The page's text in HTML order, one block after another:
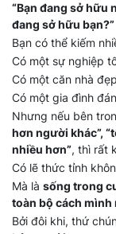
“Bạn đang sở hữu
đang sở hữu bạn?”
Bạn có thể kiếm
Có một sự nghiệp
Có một căn nhà
Có một gia đình
Nhưng nếu bên
hơn người khác”,
nhiều hơn”, thì rất
Có lẽ thức tỉnh
Mà là sống trong
toàn bộ cách mình
Bởi đôi khi, thứ